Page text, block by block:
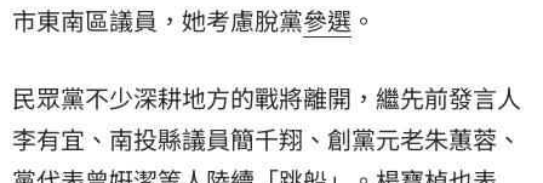
市東南區議員，她考慮脫黨參選 。
民眾黨不少深耕地方的戰將離開，繼先前發言人
李有宜、南投縣議員簡千翔、創黨元老朱蕙蓉、